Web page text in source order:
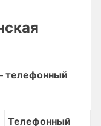
телефонный
Телефонный